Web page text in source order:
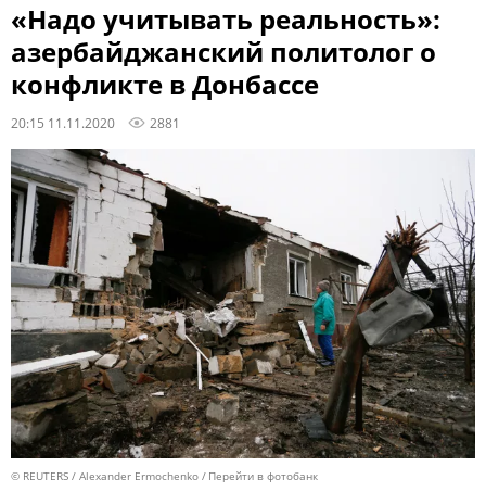
«Надо учитывать реальность»:
азербайджанский политолог о
конфликте в Донбассе
20:15 11.11.2020 2881
© REUTERS / Alexander Ermochenko Перейти в фотобанк